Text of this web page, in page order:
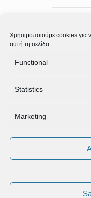
Χρησιμοποιούμε cookies για
αυτή τη σελίδα
Functional
Statistics
Marketing